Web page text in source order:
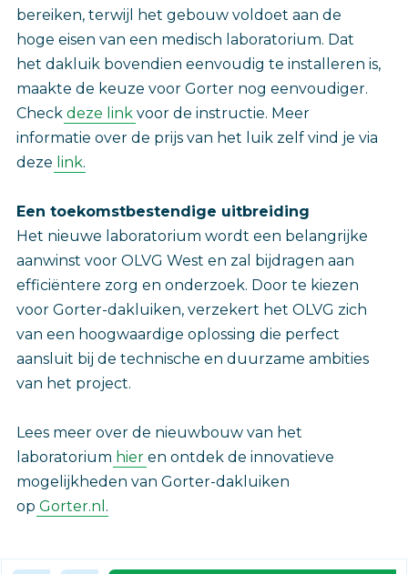
bereiken, terwijl het gebouw voldoet aan de
hoge eisen van een medisch laboratorium. Dat
het dakluik bovendien eenvoudig te installeren is,
maakte de keuze voor Gorter nog eenvoudiger.
Check deze link voor de instructie. Meer
informatie over de prijs van het luik zelf vind je via
deze link.
Een toekomstbestendige uitbreiding
Het nieuwe laboratorium wordt een belangrijke
aanwinst voor OLVG West en zal bijdragen aan
efficiëntere zorg en onderzoek. Door te kiezen
voor Gorter-dakluiken, verzekert het OLVG zich
van een hoogwaardige oplossing die perfect
aansluit bij de technische en duurzame ambities
van het project.
Lees meer over de nieuwbouw van het
laboratorium hier en ontdek de innovatieve
mogelijkheden van Gorter-dakluiken
op Gorter.nl .‎